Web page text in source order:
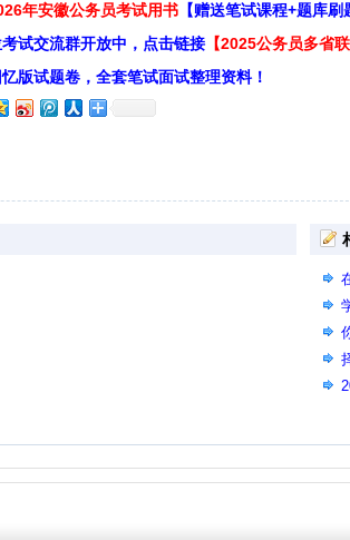
年安徽公务员考试用书 【赠送笔试课程+题库刷
试交流群开放中，点击链接 【2025公务员多省
版试题卷，全套笔试面试整理资料！